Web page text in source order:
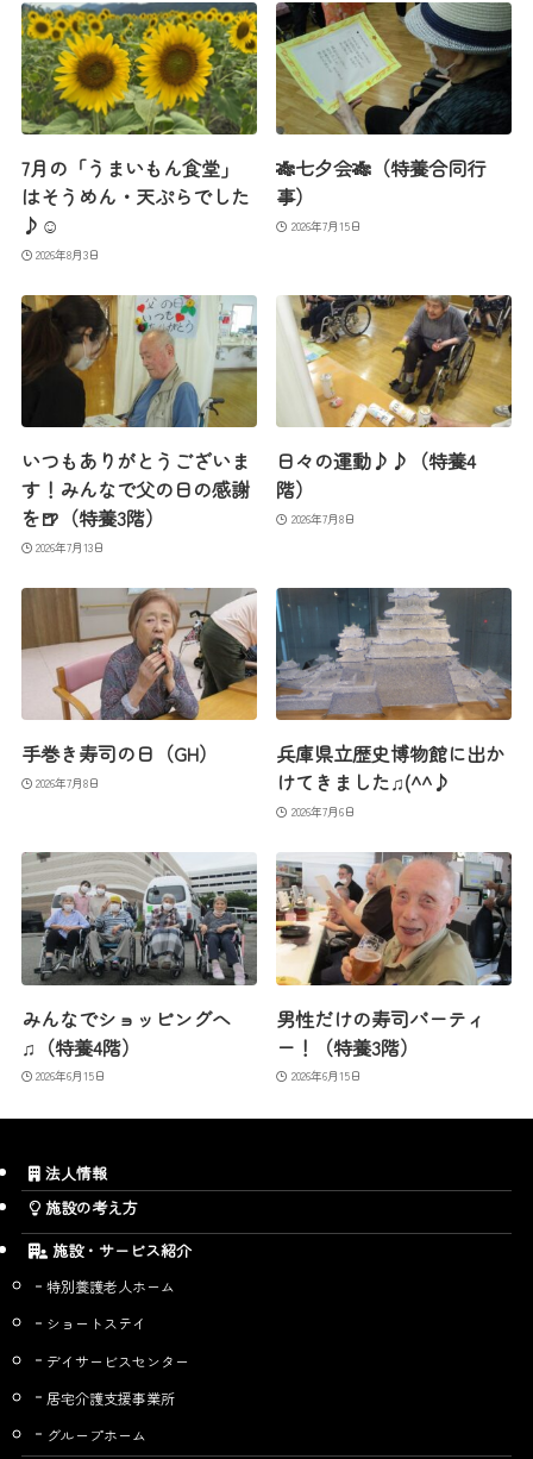
7月の「うまいもん食堂」
はそうめん・天ぷらでした
♪☺
2026年8月3日
🎋七夕会🎋（特養合同行
事）
2026年7月15日
いつもありがとうございま
す！みんなで父の日の感謝
を🍺（特養3階）
2026年7月13日
日々の運動♪♪（特養4
階）
2026年7月8日
手巻き寿司の日（GH）
2026年7月8日
兵庫県立歴史博物館に出か
けてきました♫(^^♪
2026年7月6日
みんなでショッピングへ
♫（特養4階）
2026年6月15日
男性だけの寿司パーティ
ー！（特養3階）
2026年6月15日
法人情報
施設の考え方
施設・サービス紹介
特別養護老人ホーム
ショートステイ
デイサービスセンター
居宅介護支援事業所
グループホーム